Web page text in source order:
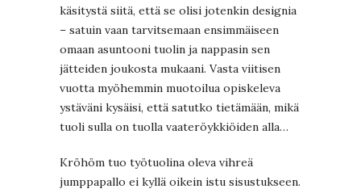
käsitystä siitä, että se olisi jotenkin designia
– satuin vaan tarvitsemaan ensimmäiseen
omaan asuntooni tuolin ja nappasin sen
jätteiden joukosta mukaani. Vasta viitisen
vuotta myöhemmin muotoilua opiskeleva
ystäväni kysäisi, että satutko tietämään, mikä
tuoli sulla on tuolla vaateröykkiöiden alla…
Kröhöm tuo työtuolina oleva vihreä
jumppapallo ei kyllä oikein istu sisustukseen.